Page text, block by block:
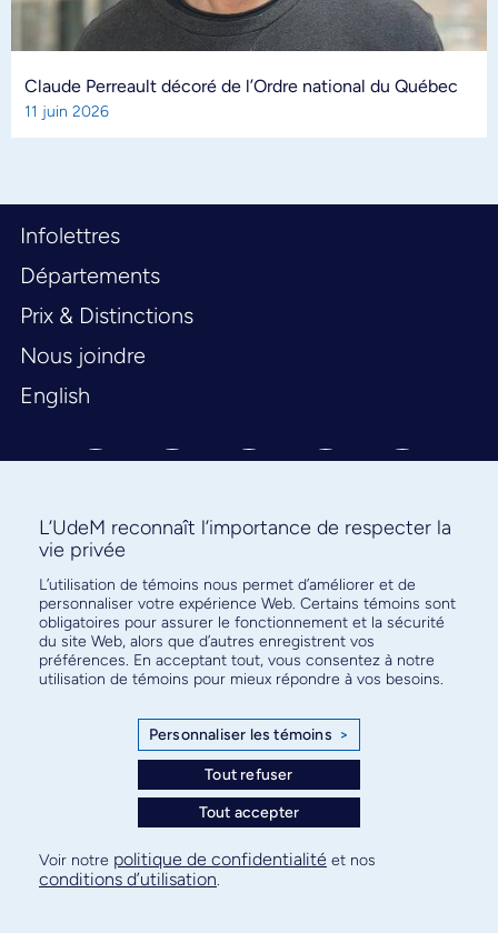
Claude Perreault décoré de l’Ordre national du Québec
11 juin 2026
Infolettres
Départements
Prix & Distinctions
Nous joindre
English
Abonnez-vous à notre infolettre
pour connaître l’actualité facultaire
Plan de site
Confidentialité
L’UdeM reconnaît l’importance de respecter la
vie privée
L’utilisation de témoins nous permet d’améliorer et de
personnaliser votre expérience Web. Certains témoins sont
obligatoires pour assurer le fonctionnement et la sécurité
du site Web, alors que d’autres enregistrent vos
préférences. En acceptant tout, vous consentez à notre
utilisation de témoins pour mieux répondre à vos besoins.
Personnaliser les témoins >
Tout refuser
Tout accepter
Voir notre politique de confidentialité et nos
conditions d’utilisation.